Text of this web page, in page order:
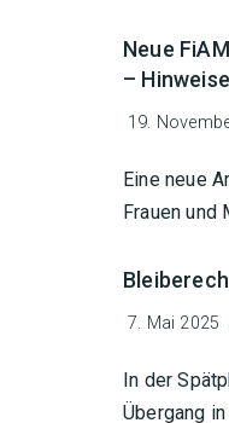
Neue
–
19.
Eine neue
Frauen und
7. Mai 2025
In der
Übergang